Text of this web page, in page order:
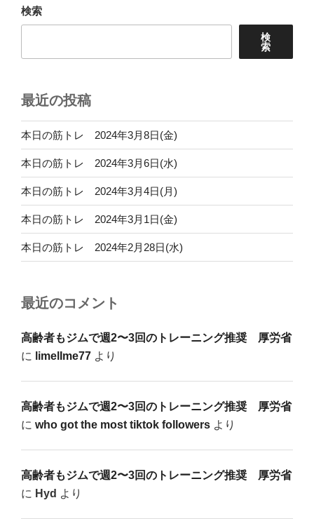
検索
検
索
最近の投稿
本日の筋トレ 2024年3月8日(金)
本日の筋トレ 2024年3月6日(水)
本日の筋トレ 2024年3月4日(月)
本日の筋トレ 2024年3月1日(金)
本日の筋トレ 2024年2月28日(水)
最近のコメント
高齢者もジムで週2〜3回のトレーニング推奨 厚労省
に
limelIme77 より
高齢者もジムで週2〜3回のトレーニング推奨 厚労省
に who got the most tiktok followers より
高齢者もジムで週2〜3回のトレーニング推奨 厚労省
に Hyd より